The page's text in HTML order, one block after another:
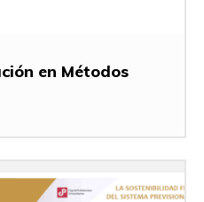
en Métodos